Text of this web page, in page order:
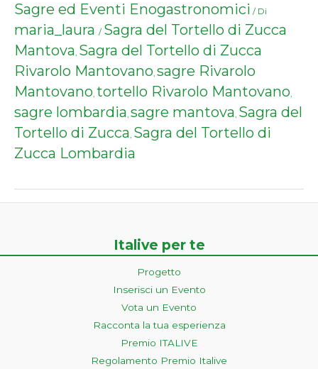
Sagre ed Eventi Enogastronomici / Di
maria_laura / Sagra del Tortello di Zucca
Mantova, Sagra del Tortello di Zucca
Rivarolo Mantovano, sagre Rivarolo
Mantovano, tortello Rivarolo Mantovano,
sagre lombardia, sagre mantova, Sagra del
Tortello di Zucca, Sagra del Tortello di
Zucca Lombardia
Italive per te
Progetto
Inserisci un Evento
Vota un Evento
Racconta la tua esperienza
Premio ITALIVE
Regolamento Premio Italive